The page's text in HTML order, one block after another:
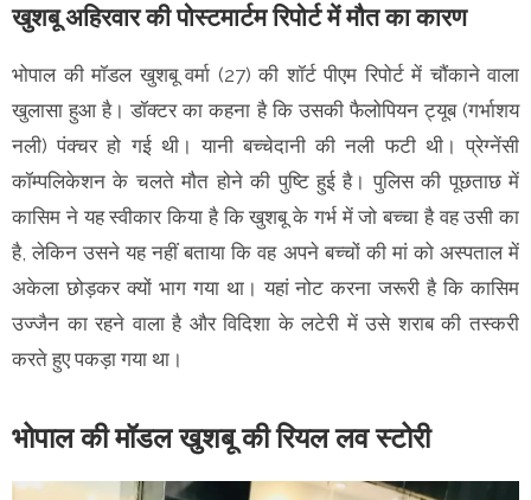
खुशबू अहिरवार की पोस्टमार्टम रिपोर्ट में मौत का कारण
भोपाल की मॉडल खुशबू वर्मा (27) की शॉर्ट पीएम रिपोर्ट में चौंकाने वाला
खुलासा हुआ है। डॉक्टर का कहना है कि उसकी फैलोपियन ट्यूब (गर्भाशय
नली) पंक्चर हो गई थी। यानी बच्चेदानी की नली फटी थी। प्रेग्नेंसी
कॉम्पलिकेशन के चलते मौत होने की पुष्टि हुई है। पुलिस की पूछताछ में
कासिम ने यह स्वीकार किया है कि खुशबू के गर्भ में जो बच्चा है वह उसी का
है, लेकिन उसने यह नहीं बताया कि वह अपने बच्चों की मां को अस्पताल में
अकेला छोड़कर क्यों भाग गया था। यहां नोट करना जरूरी है कि कासिम
उज्जैन का रहने वाला है और विदिशा के लटेरी में उसे शराब की तस्करी
करते हुए पकड़ा गया था।
भोपाल की मॉडल खुशबू की रियल लव स्टोरी